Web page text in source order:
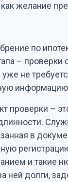
желание
по
–
уже не
проверки –
в
и такие
ней долги,